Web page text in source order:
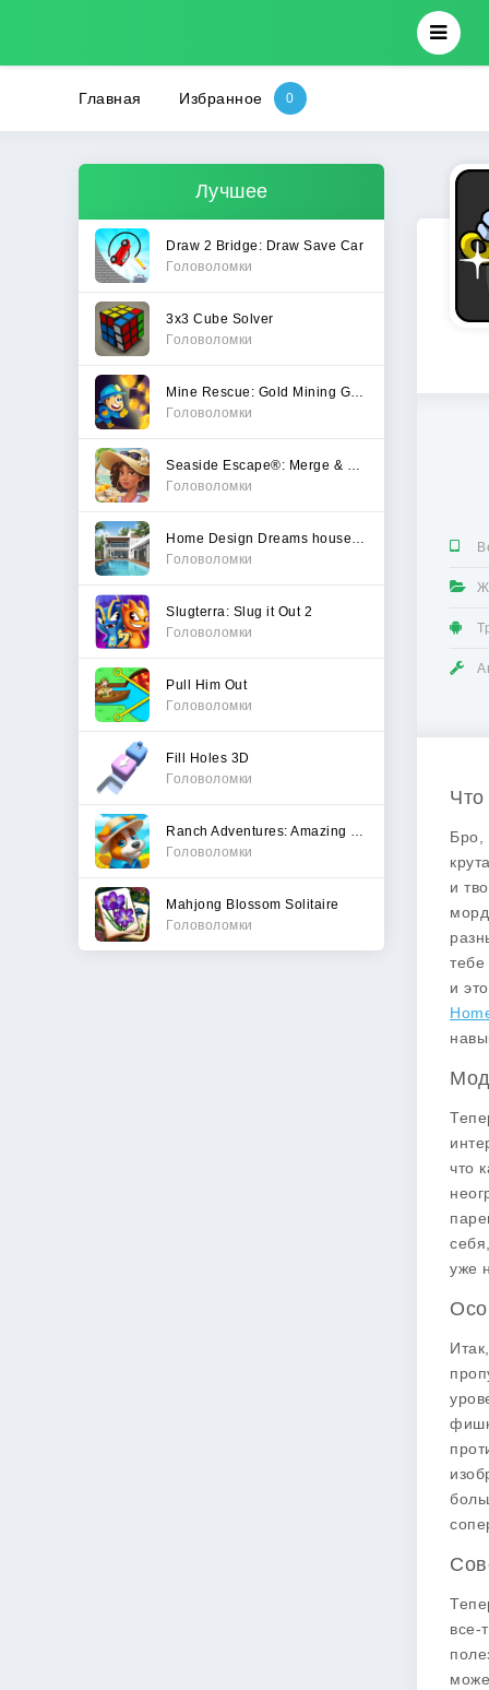
Главная Избранное
Лучшее
Draw 2 Bridge: Draw Save Car
Головоломки
3x3 Cube Solver
Головоломки
Головоломки
Головоломки
Головоломки
Slugterra: Slug it Out 2
Головоломки
Pull Him Out
Головоломки
Fill Holes 3D
Головоломки
Головоломки
Mahjong Blossom Solitaire
Головоломки
Бро,
и
и
что
уже
все-